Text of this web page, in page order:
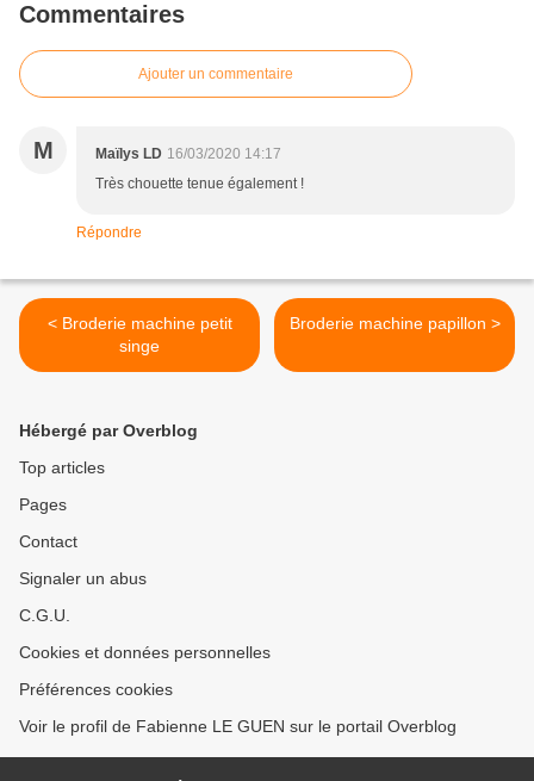
Commentaires
Ajouter un commentaire
M Maïlys LD 16/03/2020 14:17
Très chouette tenue également !
Répondre
< Broderie machine petit
singe
Broderie machine papillon >
Hébergé par Overblog
Top articles
Pages
Contact
Signaler un abus
C.G.U.
Cookies et données personnelles
Préférences cookies
Voir le profil de Fabienne LE GUEN sur le portail Overblog